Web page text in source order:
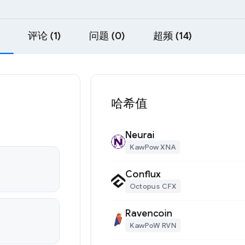
评论 (1) 问题 (0) 超频 (14)
哈希值
Neurai
KawPow XNA
Conflux
Octopus CFX
Ravencoin
KawPoW RVN